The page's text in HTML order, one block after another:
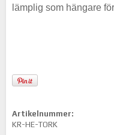
lämplig som hängare
Artikelnummer:
KR-HE-TORK